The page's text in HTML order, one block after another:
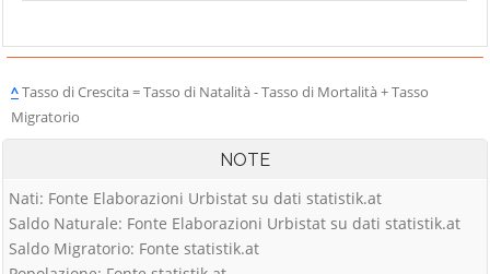
^Tasso di Crescita = Tasso di Natalità - Tasso di Mortalità + Tasso
Migratorio
NOTE
Nati: Fonte Elaborazioni Urbistat su dati statistik.at
Saldo Naturale: Fonte Elaborazioni Urbistat su dati statistik.at
Saldo Migratorio: Fonte statistik.at